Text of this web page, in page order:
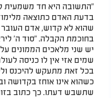
"התשובה היא חד משמעית
בדעת האדם כתוצאה
שהוא לא קדוש, אדם העובר
בחוכמת הקבלה. "סוד ה'
יש שני מלאכים הממונים
שמים אזי אין לו כניסה
בכל זאת מתעקש להיכנס
כשהוא אינו אוחז בקדושה
שתשבש דעתו. כך כתוב